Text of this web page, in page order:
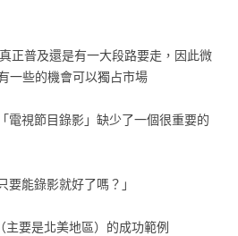
正普及還是有一大段路要走，因此微
一些的機會可以獨占市場
電視節目錄影」缺少了一個很重要的
能錄影就好了嗎？」
主要是北美地區）的成功範例